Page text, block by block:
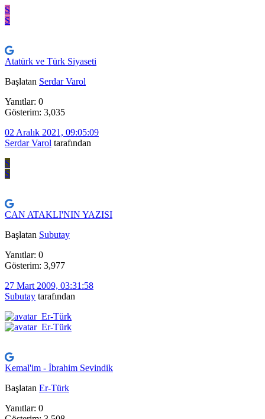
S
S
Atatürk ve Türk Siyaseti
Başlatan Serdar Varol
Yanıtlar: 0
Gösterim: 3,035
02 Aralık 2021, 09:05:09
Serdar Varol tarafından
S
S
CAN ATAKLI'NIN YAZISI
Başlatan Subutay
Yanıtlar: 0
Gösterim: 3,977
27 Mart 2009, 03:31:58
Subutay tarafından
Kemal'im - İbrahim Sevindik
Başlatan Er-Türk
Yanıtlar: 0